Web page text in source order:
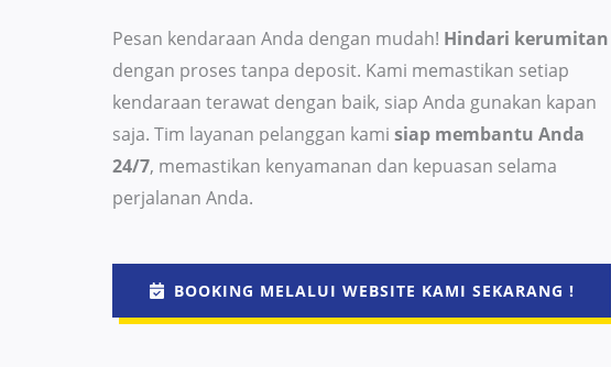
Pesan kendaraan Anda dengan mudah! Hindari kerumitan
dengan proses tanpa deposit. Kami memastikan setiap
kendaraan terawat dengan baik, siap Anda gunakan kapan
saja. Tim layanan pelanggan kami siap membantu Anda
24/7, memastikan kenyamanan dan kepuasan selama
perjalanan Anda.
BOOKING MELALUI WEBSITE KAMI SEKARANG !